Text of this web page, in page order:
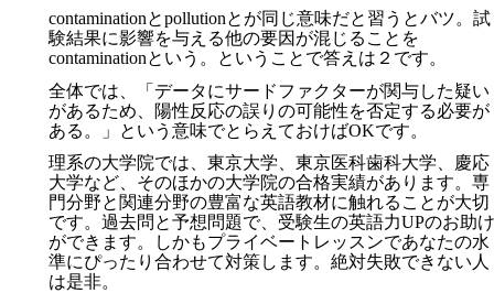
contaminationとpollutionとが同じ意味だと習うとバツ。試
験結果に影響を与える他の要因が混じることを
contaminationという。ということで答えは２です。
全体では、「データにサードファクターが関与した疑い
があるため、陽性反応の誤りの可能性を否定する必要が
ある。」という意味でとらえておけばOKです。
理系の大学院では、東京大学、東京医科歯科大学、慶応
大学など、そのほかの大学院の合格実績があります。専
門分野と関連分野の豊富な英語教材に触れることが大切
です。過去問と予想問題で、受験生の英語力UPのお助
ができます。しかもプライベートレッスンであなたの水
準にぴったり合わせて対策します。絶対失敗できない人
は是非。